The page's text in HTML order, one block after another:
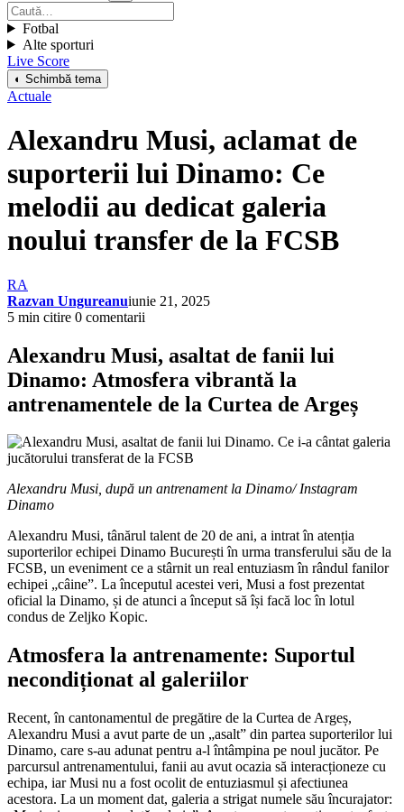
Fotbal
Alte sporturi
Live Score
◐ Schimbă tema
Actuale
Alexandru Musi, aclamat de
suporterii lui Dinamo: Ce
melodii au dedicat galeria
noului transfer de la FCSB
RA
Razvan Ungureanuiunie 21, 2025
5 min citire 0 comentarii
Alexandru Musi, asaltat de fanii lui
Dinamo: Atmosfera vibrantă la
antrenamentele de la Curtea de Argeș
Alexandru Musi, după un antrenament la Dinamo/ Instagram
Dinamo
Alexandru Musi, tânărul talent de 20 de ani, a intrat în atenția
suporterilor echipei Dinamo București în urma transferului său de la
FCSB, un eveniment ce a stârnit un real entuziasm în rândul fanilor
echipei „câine”. La începutul acestei veri, Musi a fost prezentat
oficial la Dinamo, și de atunci a început să își facă loc în lotul
condus de Zeljko Kopic.
Atmosfera la antrenamente: Suportul
necondiționat al galeriilor
Recent, în cantonamentul de pregătire de la Curtea de Argeș,
Alexandru Musi a avut parte de un „asalt” din partea suporterilor lui
Dinamo, care s-au adunat pentru a-l întâmpina pe noul jucător. Pe
parcursul antrenamentului, fanii au avut ocazia să interacționeze cu
echipa, iar Musi nu a fost ocolit de entuziasmul și afectiunea
acestora. La un moment dat, galeria a strigat numele său încurajator: